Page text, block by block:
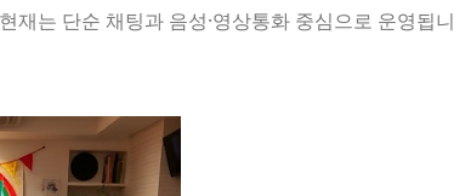
는 단순 채팅과 음성·영상통화 중심으로 운영됩니